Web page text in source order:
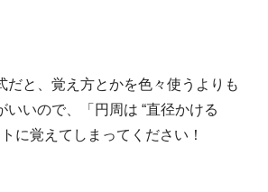
だと、覚え方とかを色々使うよりも
いいので、「円周は “直径かける
に覚えてしまってください！